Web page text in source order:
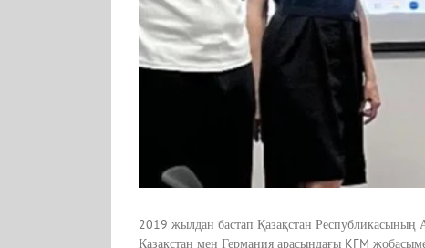
2019 жылдан бастап Қазақстан Республикасының
Қазақстан мен Германия арасындағы KFM